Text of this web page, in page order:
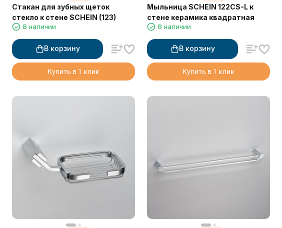
Стакан для зубных щеток
стекло к стене SCHEIN (123)
В наличии
В корзину
Купить в 1 клик
Мыльница SCHEIN 122CS-L к
стене керамика квадратная
В наличии
В корзину
Купить в 1 клик